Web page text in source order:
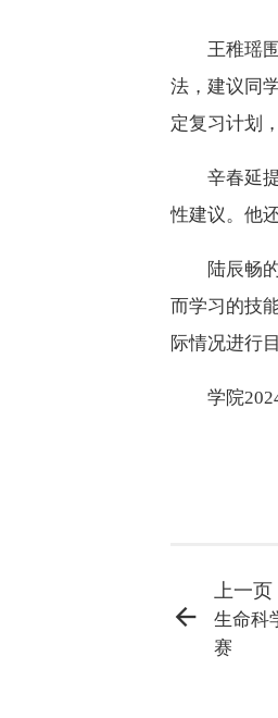
王稚瑶
法，建议 同
定复习计划
辛春延
性建议。他
陆辰畅
而学习的技
际情况进行
学院
上一页
生命科
赛